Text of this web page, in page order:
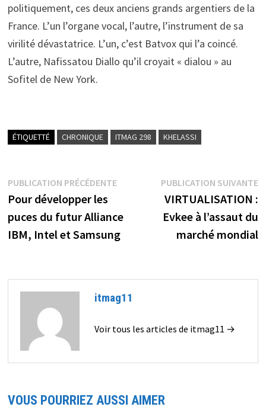
politiquement, ces deux anciens grands argentiers de la
France. L’un l’organe vocal, l’autre, l’instrument de sa
virilité dévastatrice. L’un, c’est Batvox qui l’a coincé.
L’autre, Nafissatou Diallo qu’il croyait « dialou » au
Sofitel de New York.
ÉTIQUETTÉ CHRONIQUE ITMAG 298 KHELASSI
Navigation
de
l’article
PUBLICATION PRÉCÉDENTEPublication
précédente :
Pour développer les
puces du futur Alliance
IBM, Intel et Samsung
PUBLICATION SUIVANTE
VIRTUALISATION :
Evkee à l’assaut du
marché mondial
itmag11
Voir tous les articles de itmag11 →
VOUS POURRIEZ AUSSI AIMER